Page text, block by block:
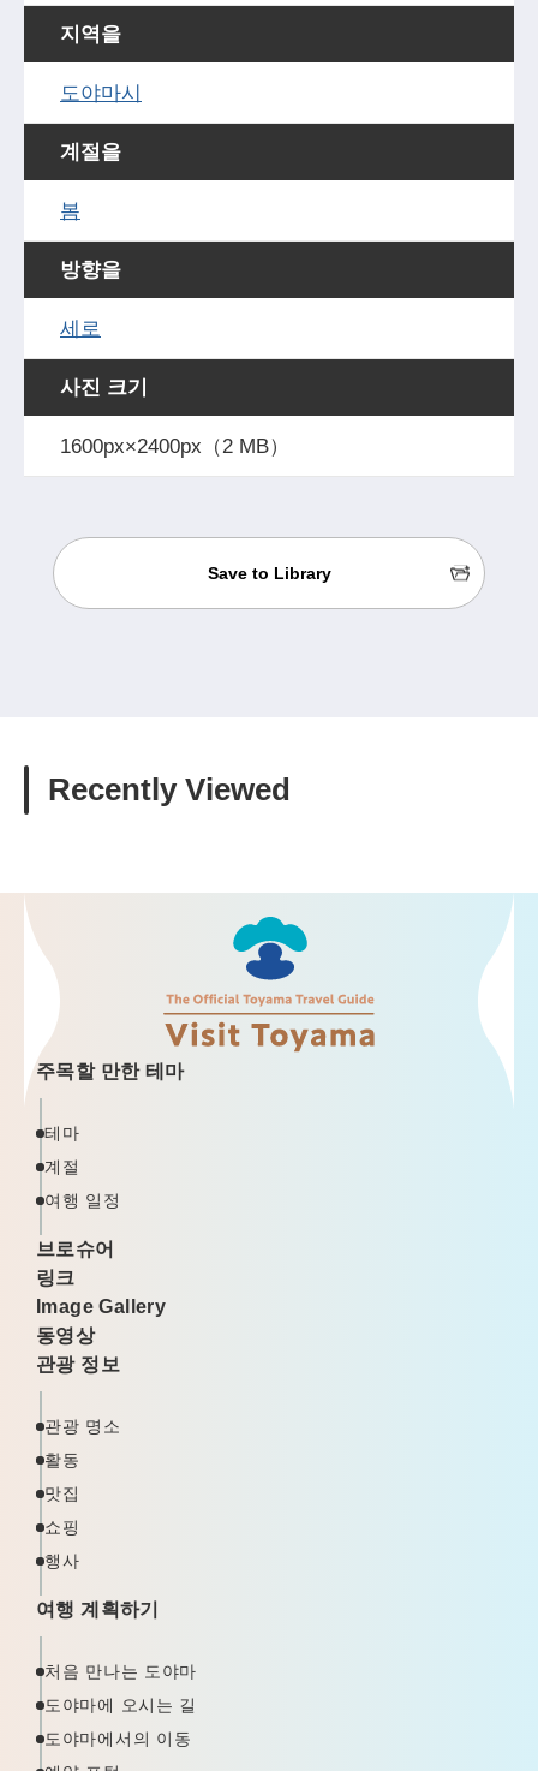
지역을
도야마시
계절을
봄
방향을
세로
사진 크기
1600px×2400px（2 MB）
Save to Library
Recently Viewed
주목할 만한 테마
테마
계절
여행 일정
브로슈어
링크
Image Gallery
동영상
관광 정보
관광 명소
활동
맛집
쇼핑
행사
여행 계획하기
처음 만나는 도야마
도야마에 오시는 길
도야마에서의 이동